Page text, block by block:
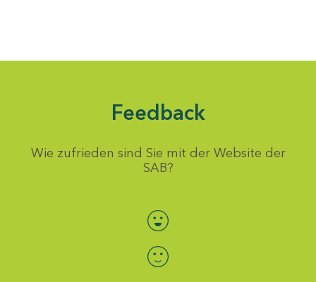
Feedback
Wie zufrieden sind Sie mit der Website der
SAB?
Bewertung auswählen